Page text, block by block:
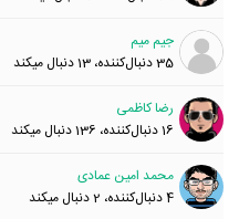
جیم میم
35دنبال‌کننده، 13 دنبال میکند
رضا کاظمی
16دنبال‌کننده، 136 دنبال میکند
محمد امین عمادی
4دنبال‌کننده، 2 دنبال میکند